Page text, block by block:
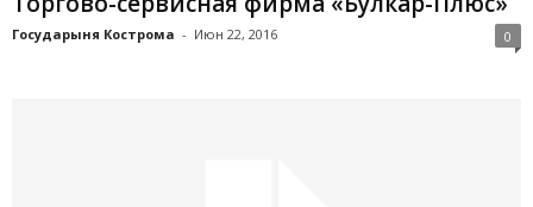
Государыня Кострома - Июн 22, 2016 0